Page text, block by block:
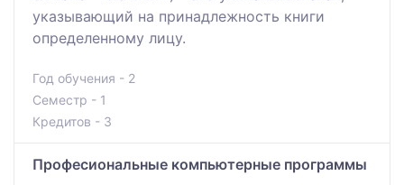
указывающий на принадлежность книги
определенному лицу.
Год обучения - 2
Семестр - 1
Кредитов - 3
Професиональные компьютерные программы